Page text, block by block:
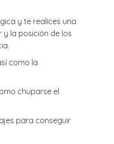
y te realices una
la posición de los
como la
chuparse el
para conseguir